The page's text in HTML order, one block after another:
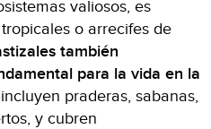
valiosos, es
o arrecifes de
también
para la vida en la
praderas, sabanas,
y cubren